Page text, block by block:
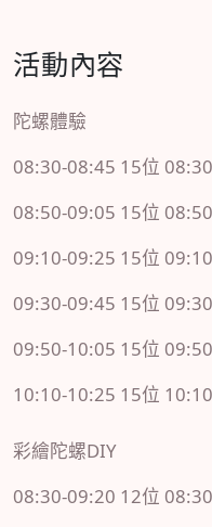
活動內容
陀螺體驗
08:30-08:45 15位
08:50-09:05 15位
09:10-09:25 15位
09:30-09:45 15位
09:50-10:05 15位
10:10-10:25 15位
彩繪陀螺DIY
08:30-09:20 12位